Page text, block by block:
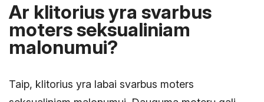
Ar klitorius yra svarbus
moters seksualiniam
malonumui?
Taip, klitorius yra labai svarbus moters